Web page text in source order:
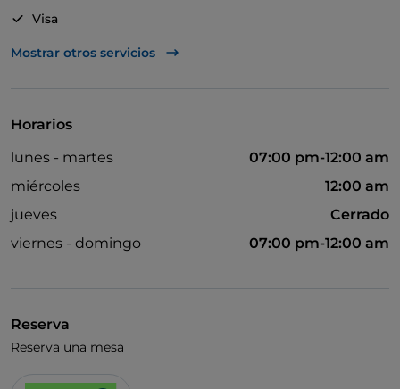
Visa
Acceso para inválidos
Mostrar otros servicios
Horarios
lunes - martes
07:00 pm-12:00 am
miércoles
12:00 am
jueves
Cerrado
viernes - domingo
07:00 pm-12:00 am
Reserva
Reserva una mesa